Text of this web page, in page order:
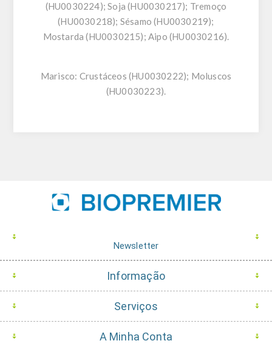
(HU0030224); Soja (HU0030217); Tremoço
(HU0030218); Sésamo (HU0030219);
Mostarda (HU0030215); Aipo (HU0030216).
Marisco: Crustáceos (HU0030222); Moluscos
(HU0030223).
Newsletter
Informação
Serviços
A Minha Conta